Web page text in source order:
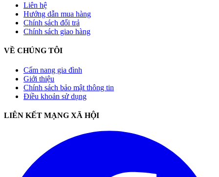
Liên hệ
Hướng dẫn mua hàng
Chính sách đổi trả
Chính sách giao hàng
VỀ CHÚNG TÔI
Cẩm nang gia đình
Giới thiệu
Chính sách bảo mật thông tin
Điều khoản sử dụng
LIÊN KẾT MẠNG XÃ HỘI